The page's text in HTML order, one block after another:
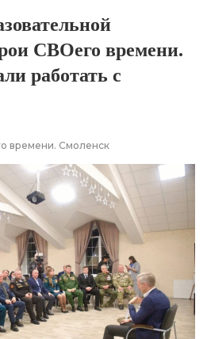
СВОего времени.
работать с
времени. Смоленск